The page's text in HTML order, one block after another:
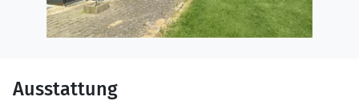
Ausstattung